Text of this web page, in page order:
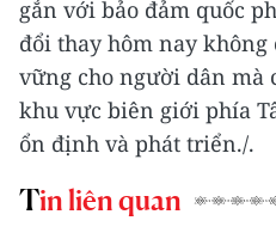
gắn với bảo đảm quốc
đổi thay hôm nay
vững cho người dân mà
khu vực biên giới phía
ổn định và phát triển./.
Tin liên quan